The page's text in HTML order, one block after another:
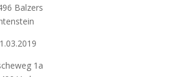
Balzers
1a